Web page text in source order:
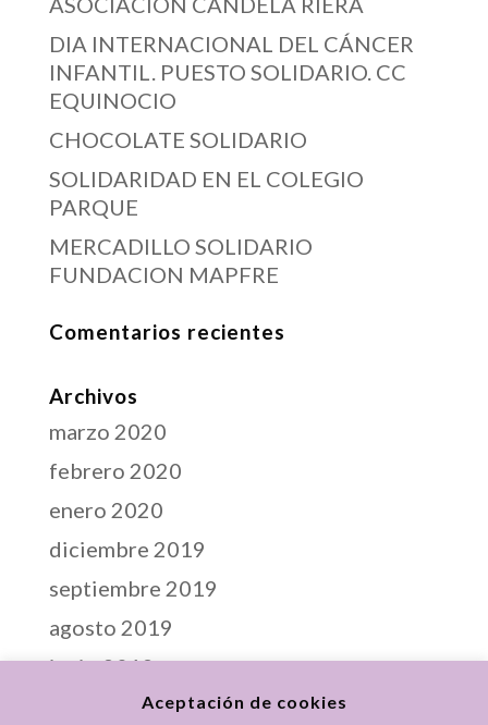
DIA INTERNACIONAL DEL CÁNCER
INFANTIL. PUESTO SOLIDARIO. CC
EQUINOCIO
CHOCOLATE SOLIDARIO
SOLIDARIDAD EN EL COLEGIO
PARQUE
MERCADILLO SOLIDARIO
FUNDACION MAPFRE
Comentarios recientes
Archivos
marzo 2020
febrero 2020
enero 2020
diciembre 2019
septiembre 2019
agosto 2019
junio 2019
abril 2019Aceptación de cookies